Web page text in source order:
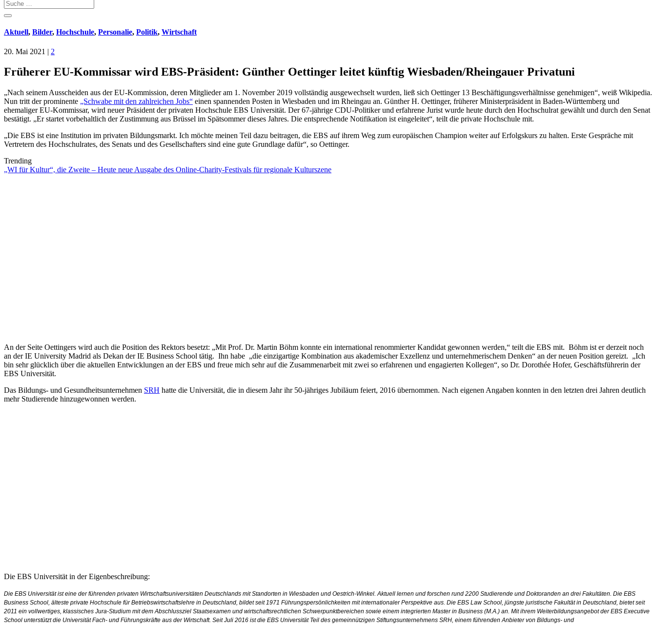
Aktuell, Bilder, Hochschule, Personalie, Politik, Wirtschaft
20. Mai 2021 | 2
Früherer EU-Kommissar wird EBS-Präsident: Günther Oettinger leitet künftig Wiesbaden/Rheingauer Privatuni
„Nach seinem Ausscheiden aus der EU-Kommission, deren Mitglieder am 1. November 2019 vollständig ausgewechselt wurden, ließ sich Oettinger 13 Beschäftigungsverhältnisse genehmigen“, weiß Wikipedia.
Nun tritt der prominente „Schwabe mit den zahlreichen Jobs“ einen spannenden Posten in Wiesbaden und im Rheingau an. Günther H. Oettinger, früherer Ministerpräsident in Baden-Württemberg und
ehemaliger EU-Kommissar, wird neuer Präsident der privaten Hochschule EBS Universität. Der 67-jährige CDU-Politiker und erfahrene Jurist wurde heute durch den Hochschulrat gewählt und durch den Senat
bestätigt. „Er startet vorbehaltlich der Zustimmung aus Brüssel im Spätsommer dieses Jahres. Die entsprechende Notifikation ist eingeleitet“, teilt die private Hochschule mit.
„Die EBS ist eine Institution im privaten Bildungsmarkt. Ich möchte meinen Teil dazu beitragen, die EBS auf ihrem Weg zum europäischen Champion weiter auf Erfolgskurs zu halten. Erste Gespräche mit
Vertretern des Hochschulrates, des Senats und des Gesellschafters sind eine gute Grundlage dafür“, so Oettinger.
Trending
„WI für Kultur“, die Zweite – Heute neue Ausgabe des Online-Charity-Festivals für regionale Kulturszene
An der Seite Oettingers wird auch die Position des Rektors besetzt: „Mit Prof. Dr. Martin Böhm konnte ein international renommierter Kandidat gewonnen werden,“ teilt die EBS mit. Böhm ist er derzeit noch
an der IE University Madrid als Dekan der IE Business School tätig. Ihn habe „die einzigartige Kombination aus akademischer Exzellenz und unternehmerischem Denken“ an der neuen Position gereizt. „Ich
bin sehr glücklich über die aktuellen Entwicklungen an der EBS und freue mich sehr auf die Zusammenarbeit mit zwei so erfahrenen und engagierten Kollegen“, so Dr. Dorothée Hofer, Geschäftsführerin der
EBS Universität.
Das Bildungs- und Gesundheitsunternehmen SRH hatte die Universität, die in diesem Jahr ihr 50-jähriges Jubiläum feiert, 2016 übernommen. Nach eigenen Angaben konnten in den letzten drei Jahren deutlich
mehr Studierende hinzugewonnen werden.
Die EBS Universität in der Eigenbeschreibung:
Die EBS Universität ist eine der führenden privaten Wirtschaftsuniversitäten Deutschlands mit Standorten in Wiesbaden und Oestrich-Winkel. Aktuell lernen und forschen rund 2200 Studierende und Doktoranden an drei Fakultäten. Die EBS
Business School, älteste private Hochschule für Betriebswirtschaftslehre in Deutschland, bildet seit 1971 Führungspersönlichkeiten mit internationaler Perspektive aus. Die EBS Law School, jüngste juristische Fakultät in Deutschland, bietet seit
2011 ein vollwertiges, klassisches Jura-Studium mit dem Abschlussziel Staatsexamen und wirtschaftsrechtlichen Schwerpunktbereichen sowie einem integrierten Master in Business (M.A.) an. Mit ihrem Weiterbildungsangebot der EBS Executive
School unterstützt die Universität Fach- und Führungskräfte aus der Wirtschaft. Seit Juli 2016 ist die EBS Universität Teil des gemeinnützigen Stiftungsunternehmens SRH, einem führenden Anbieter von Bildungs- und